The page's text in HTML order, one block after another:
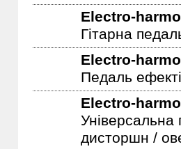
Electro-
Гітарна
Electro-
Педаль
Electro-
Універсальна
дисторшн /